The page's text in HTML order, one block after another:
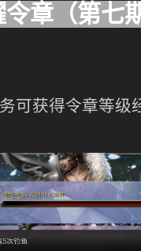
章（第七
可获得令章等级